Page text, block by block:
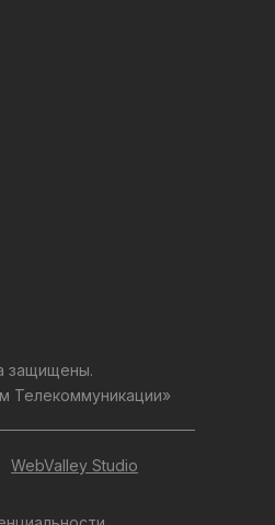
защищены.
Телекоммуникации»
WebValley Studio